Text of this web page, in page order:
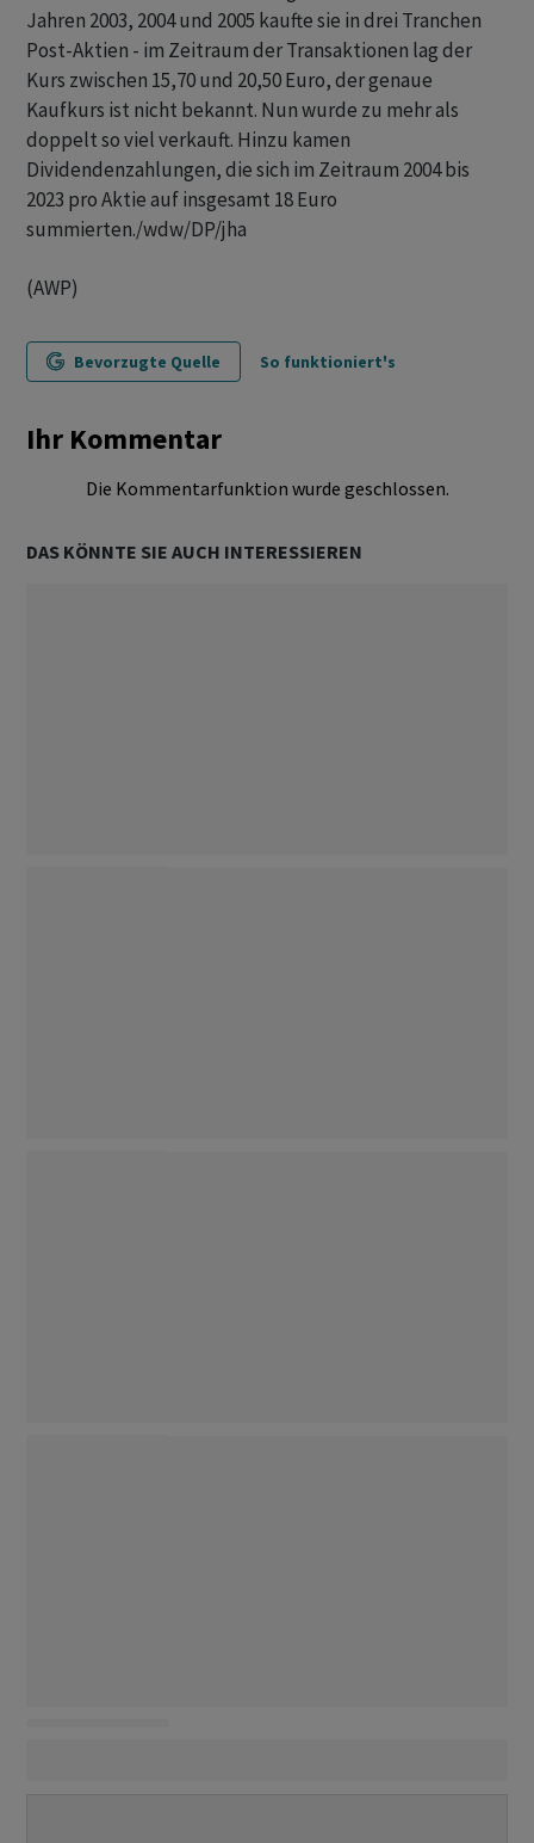
Jahren 2003, 2004 und 2005 kaufte sie in drei Tranchen
Post-Aktien - im Zeitraum der Transaktionen lag der
Kurs zwischen 15,70 und 20,50 Euro, der genaue
Kaufkurs ist nicht bekannt. Nun wurde zu mehr als
doppelt so viel verkauft. Hinzu kamen
Dividendenzahlungen, die sich im Zeitraum 2004 bis
2023 pro Aktie auf insgesamt 18 Euro
summierten./wdw/DP/jha
(AWP)
Bevorzugte Quelle So funktioniert's
Ihr Kommentar
Die Kommentarfunktion wurde geschlossen.
DAS KÖNNTE SIE AUCH INTERESSIEREN